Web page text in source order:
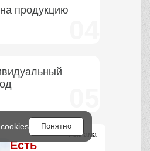
продукцию
Реклама
Есть
cookies Понятно